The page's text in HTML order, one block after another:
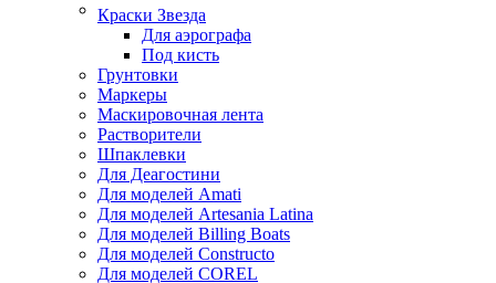
Краски Звезда
Для аэрографа
Под кисть
Грунтовки
Маркеры
Маскировочная лента
Растворители
Шпаклевки
Для Деагостини
Для моделей Amati
Для моделей Artesania Latina
Для моделей Billing Boats
Для моделей Constructo
Для моделей COREL